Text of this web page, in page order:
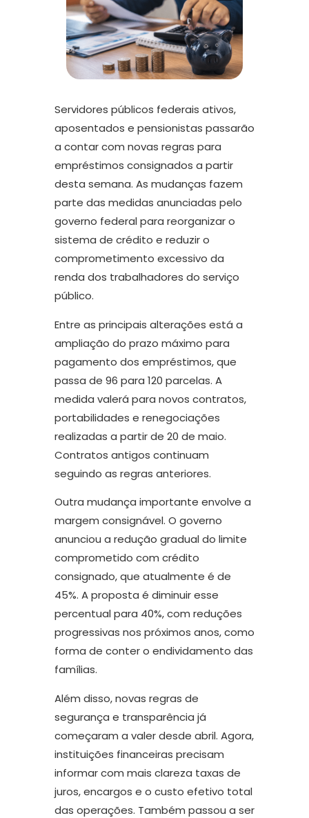
Servidores públicos federais ativos,
aposentados e pensionistas passarão
a contar com novas regras para
empréstimos consignados a partir
desta semana. As mudanças fazem
parte das medidas anunciadas pelo
governo federal para reorganizar o
sistema de crédito e reduzir o
comprometimento excessivo da
renda dos trabalhadores do serviço
público.
Entre as principais alterações está a
ampliação do prazo máximo para
pagamento dos empréstimos, que
passa de 96 para 120 parcelas. A
medida valerá para novos contratos,
portabilidades e renegociações
realizadas a partir de 20 de maio.
Contratos antigos continuam
seguindo as regras anteriores.
Outra mudança importante envolve a
margem consignável. O governo
anunciou a redução gradual do limite
comprometido com crédito
consignado, que atualmente é de
45%. A proposta é diminuir esse
percentual para 40%, com reduções
progressivas nos próximos anos, como
forma de conter o endividamento das
famílias.
Além disso, novas regras de
segurança e transparência já
começaram a valer desde abril. Agora,
instituições financeiras precisam
informar com mais clareza taxas de
juros, encargos e o custo efetivo total
das operações. Também passou a ser